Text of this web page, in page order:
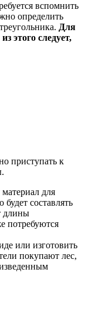
вспомнить
определить
Для
этого следует,
приступать к
для
составлять
длины
потребуются
или изготовить
покупают лес,